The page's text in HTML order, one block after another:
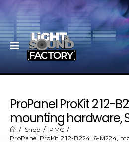
ProPanel ProKit 2 12-
mounting hardware,
Shop
PMC
ProPanel ProKit 2 12-B224, 6-M224,